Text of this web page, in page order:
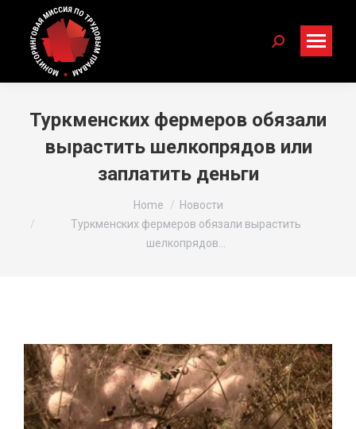
Search:
Туркменских фермеров обязали
вырастить шелкопрядов или
заплатить деньги
Home
Новости
Туркменских фермеров обязали вырастить
шелкопрядов…